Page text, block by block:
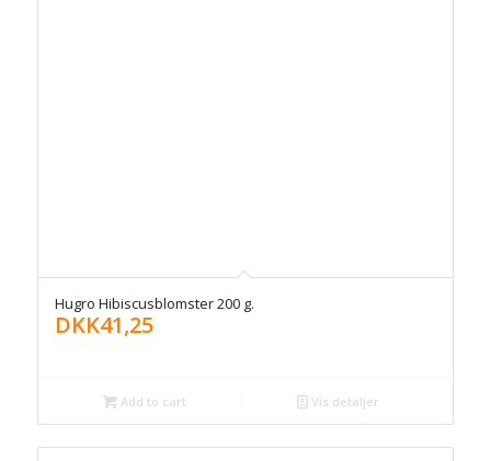
Hugro Hibiscusblomster 200 g.
DKK41,25
Add to cart Vis detaljer